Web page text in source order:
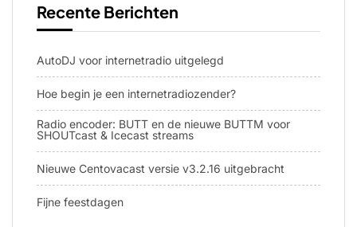
Recente Berichten
AutoDJ voor internetradio uitgelegd
Hoe begin je een internetradiozender?
Radio encoder: BUTT en de nieuwe BUTTM voor
SHOUTcast & Icecast streams
Nieuwe Centovacast versie v3.2.16 uitgebracht
Fijne feestdagen